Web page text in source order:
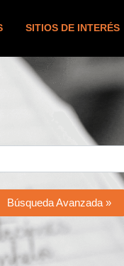
SITIOS DE INTERÉS
Búsqueda Avanzada »